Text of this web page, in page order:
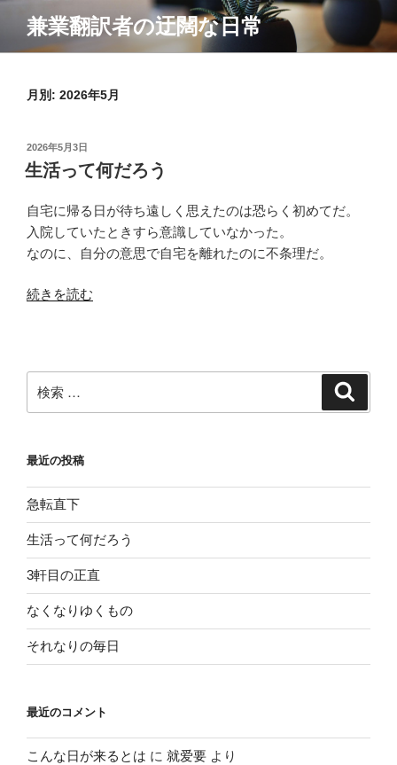
テ
兼業翻訳者の迂闊な日常
月別: 2026年5月
投
稿
日:
2026年5月3日
生活って何だろう
自宅に帰る日が待ち遠しく思えたのは恐らく初めてだ。
入院していたときすら意識していなかった。
なのに、自分の意思で自宅を離れたのに不条理だ。
“生
だ
の
続きを読む
索:
最近の投稿
急転直下
生活って何だろう
3軒目の正直
なくなりゆくもの
それなりの毎日
最近のコメント
こんな日が来るとは に 就爱要 より